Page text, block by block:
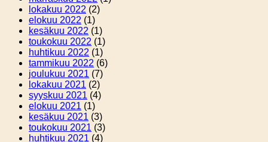
lokakuu 2022 (2)
elokuu 2022 (1)
kesäkuu 2022 (1)
toukokuu 2022 (1)
huhtikuu 2022 (1)
tammikuu 2022 (6)
joulukuu 2021 (7)
lokakuu 2021 (2)
syyskuu 2021 (4)
elokuu 2021 (1)
kesäkuu 2021 (3)
toukokuu 2021 (3)
huhtikuu 2021 (4)